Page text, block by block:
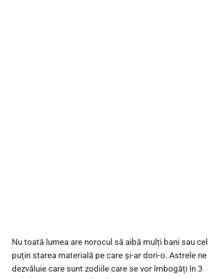
Nu toată lumea are norocul să aibă mulți bani sau cel
puțin starea materială pe care și-ar dori-o. Astrele ne
dezvăluie care sunt zodiile care se vor îmbogăți în 3